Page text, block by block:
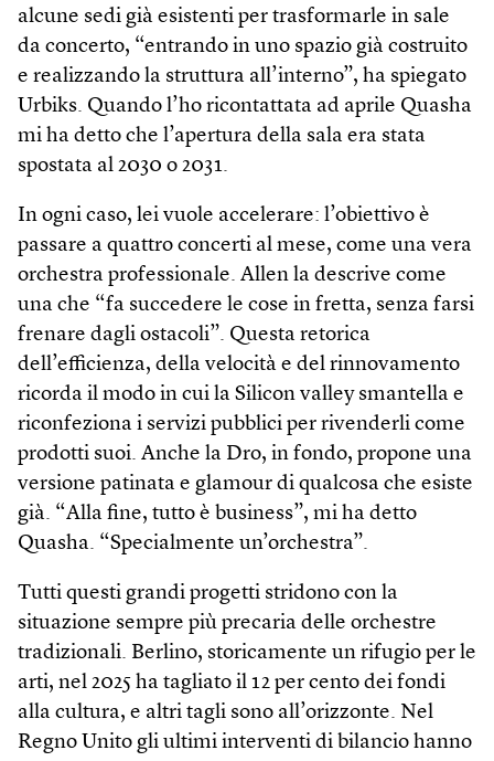
alcune sedi già esistenti per trasformarle in sale
da concerto, “entrando in uno spazio già costruito
e realizzando la struttura all’interno”, ha spiegato
Urbiks. Quando l’ho ricontattata ad aprile Quasha
mi ha detto che l’apertura della sala era stata
spostata al 2030 o 2031.
In ogni caso, lei vuole accelerare: l’obiettivo è
passare a quattro concerti al mese, come una vera
orchestra professionale. Allen la descrive come
una che “fa succedere le cose in fretta, senza farsi
frenare dagli ostacoli”. Questa retorica
dell’efficienza, della velocità e del rinnovamento
ricorda il modo in cui la Silicon valley smantella e
riconfeziona i servizi pubblici per rivenderli come
prodotti suoi. Anche la Dro, in fondo, propone una
versione patinata e glamour di qualcosa che esiste
già. “Alla fine, tutto è busi­ness”, mi ha detto
Quasha. “Specialmente un’orchestra”.
Tutti questi grandi progetti stridono con la
situazione sempre più precaria delle orchestre
tradizionali. Berlino, storicamente un rifugio per le
arti, nel 2025 ha tagliato il 12 per cento dei fondi
alla cultura, e altri tagli sono all’orizzonte. Nel
Regno Unito gli ultimi interventi di bilancio hanno